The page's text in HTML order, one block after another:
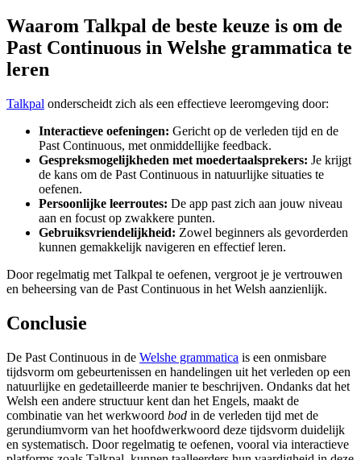
Waarom Talkpal de beste keuze is om de
Past Continuous in Welshe grammatica te
leren
Talkpal onderscheidt zich als een effectieve leeromgeving door:
Interactieve oefeningen: Gericht op de verleden tijd en de
Past Continuous, met onmiddellijke feedback.
Gespreksmogelijkheden met moedertaalsprekers: Je krijgt
de kans om de Past Continuous in natuurlijke situaties te
oefenen.
Persoonlijke leerroutes: De app past zich aan jouw niveau
aan en focust op zwakkere punten.
Gebruiksvriendelijkheid: Zowel beginners als gevorderden
kunnen gemakkelijk navigeren en effectief leren.
Door regelmatig met Talkpal te oefenen, vergroot je je vertrouwen
en beheersing van de Past Continuous in het Welsh aanzienlijk.
Conclusie
De Past Continuous in de Welshe grammatica is een onmisbare
tijdsvorm om gebeurtenissen en handelingen uit het verleden op een
natuurlijke en gedetailleerde manier te beschrijven. Ondanks dat het
Welsh een andere structuur kent dan het Engels, maakt de
combinatie van het werkwoord bod in de verleden tijd met de
gerundiumvorm van het hoofdwerkwoord deze tijdsvorm duidelijk
en systematisch. Door regelmatig te oefenen, vooral via interactieve